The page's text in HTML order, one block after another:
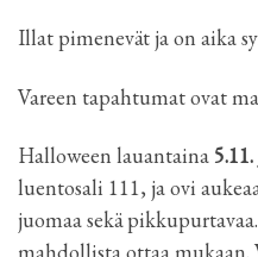
Illat pimenevät ja on aika
Vareen tapahtumat ovat
Halloween lauantaina 5.11.
luentosali 111, ja ovi
juomaa sekä